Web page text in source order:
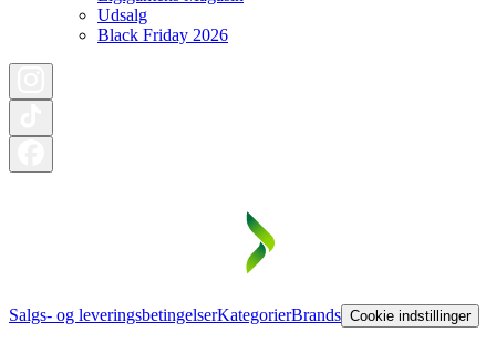
Udsalg
Black Friday 2026
Salgs- og leveringsbetingelserKategorierBrands Cookie indstillinger